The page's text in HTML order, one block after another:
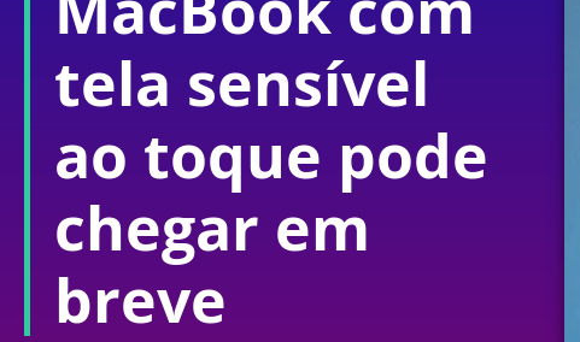
tela sensível
ao toque pode
chegar em
breve